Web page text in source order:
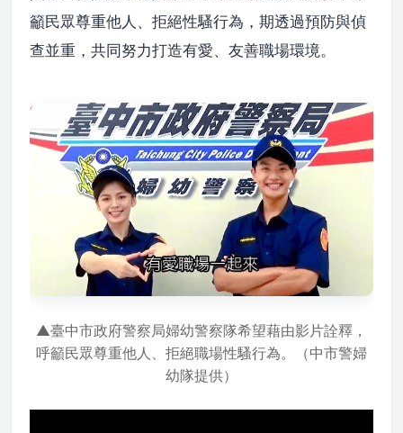
籲民眾尊重他人、拒絕性騷行為，期透過預防與偵
查並重，共同努力打造有愛、友善職場環境。
▲臺中市政府警察局婦幼警察隊希望藉由影片詮釋，
呼籲民眾尊重他人、拒絕職場性騷行為。（中市警婦
幼隊提供）